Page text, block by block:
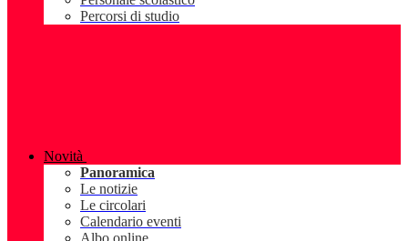
Percorsi di studio
Novità
Panoramica
Le notizie
Le circolari
Calendario eventi